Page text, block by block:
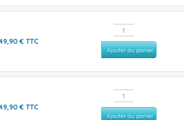
€ TTC
Ajouter au panier
€ TTC
Ajouter au panier